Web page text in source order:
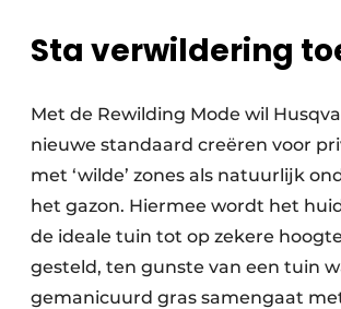
Sta verwildering
Met de Rewilding Mode wil
nieuwe standaard creëren voor
met ‘wilde’ zones als natuurlijk
het gazon. Hiermee wordt het
de ideale tuin tot op zekere
gesteld, ten gunste van een tuin
gemanicuurd gras samengaat